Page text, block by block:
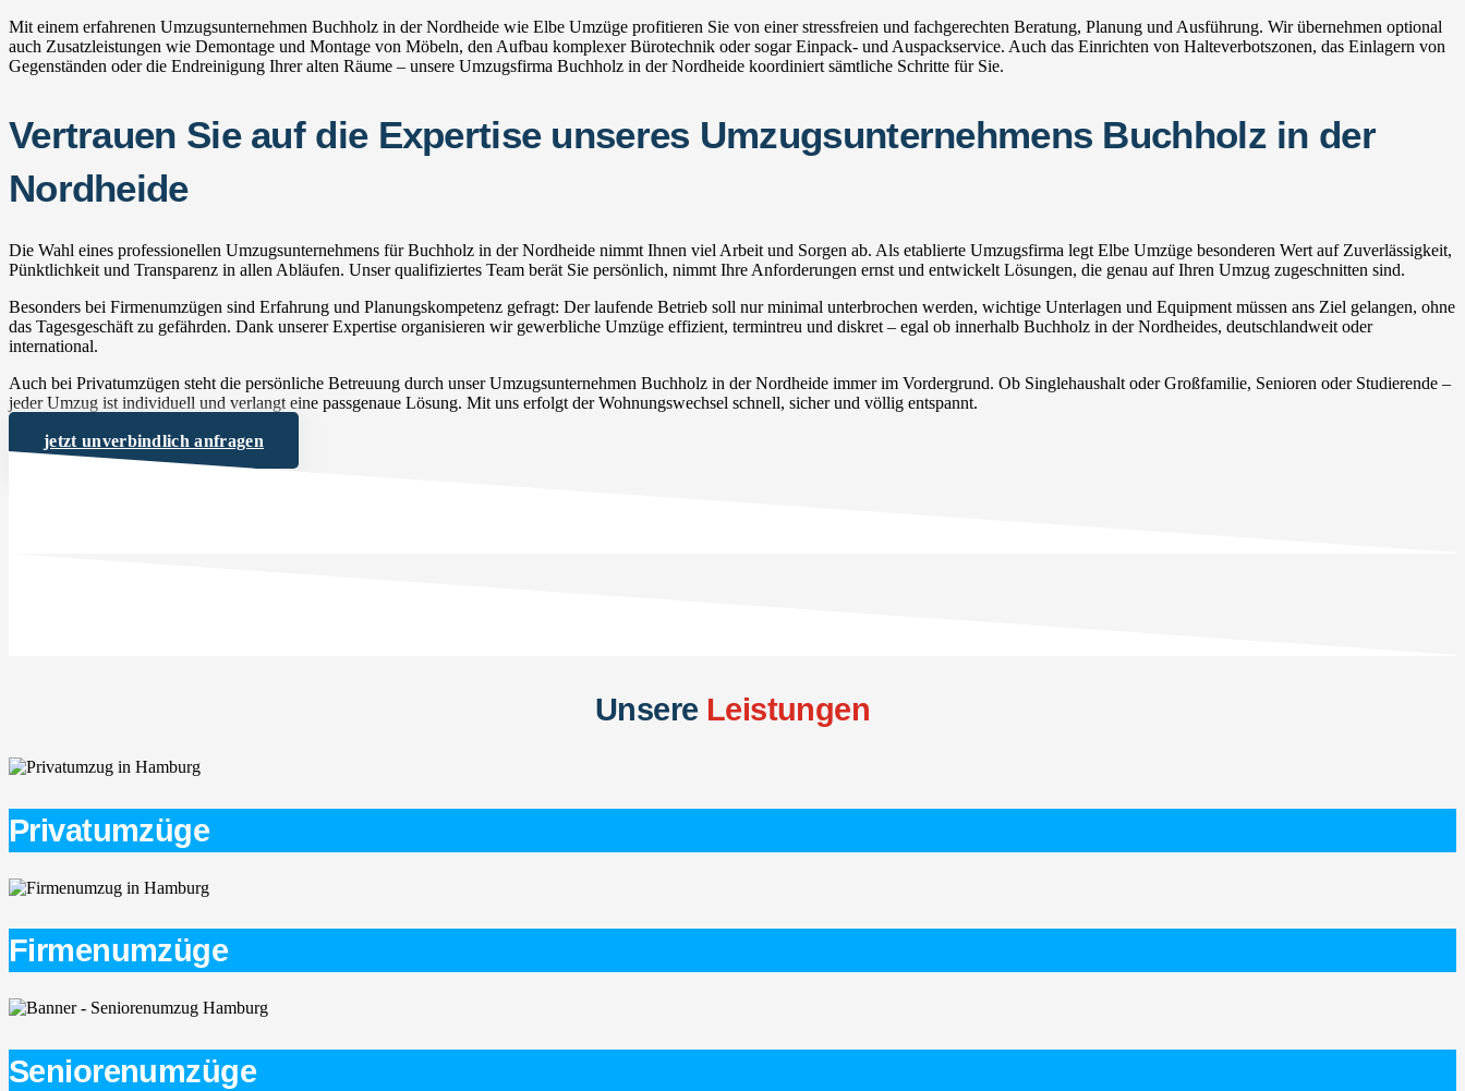
Mit einem erfahrenen Umzugsunternehmen Buchholz in der Nordheide wie Elbe Umzüge profitieren Sie von einer stressfreien und fachgerechten Beratung, Planung und Ausführung. Wir übernehmen optional
auch Zusatzleistungen wie Demontage und Montage von Möbeln, den Aufbau komplexer Bürotechnik oder sogar Einpack- und Auspackservice. Auch das Einrichten von Halteverbotszonen, das Einlagern von
Gegenständen oder die Endreinigung Ihrer alten Räume – unsere Umzugsfirma Buchholz in der Nordheide koordiniert sämtliche Schritte für Sie.
Vertrauen Sie auf die Expertise unseres Umzugsunternehmens Buchholz in der
Nordheide
Die Wahl eines professionellen Umzugsunternehmens für Buchholz in der Nordheide nimmt Ihnen viel Arbeit und Sorgen ab. Als etablierte Umzugsfirma legt Elbe Umzüge besonderen Wert auf Zuverlässigkeit,
Pünktlichkeit und Transparenz in allen Abläufen. Unser qualifiziertes Team berät Sie persönlich, nimmt Ihre Anforderungen ernst und entwickelt Lösungen, die genau auf Ihren Umzug zugeschnitten sind.
Besonders bei Firmenumzügen sind Erfahrung und Planungskompetenz gefragt: Der laufende Betrieb soll nur minimal unterbrochen werden, wichtige Unterlagen und Equipment müssen ans Ziel gelangen, ohne
das Tagesgeschäft zu gefährden. Dank unserer Expertise organisieren wir gewerbliche Umzüge effizient, termintreu und diskret – egal ob innerhalb Buchholz in der Nordheides, deutschlandweit oder
international.
Auch bei Privatumzügen steht die persönliche Betreuung durch unser Umzugsunternehmen Buchholz in der Nordheide immer im Vordergrund. Ob Singlehaushalt oder Großfamilie, Senioren oder Studierende –
jeder Umzug ist individuell und verlangt eine passgenaue Lösung. Mit uns erfolgt der Wohnungswechsel schnell, sicher und völlig entspannt.
jetzt unverbindlich anfragen
Unsere Leistungen
Privatumzüge
Firmenumzüge
Seniorenumzüge